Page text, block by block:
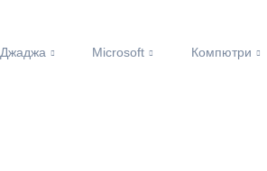
Джаджа Microsoft Компютри